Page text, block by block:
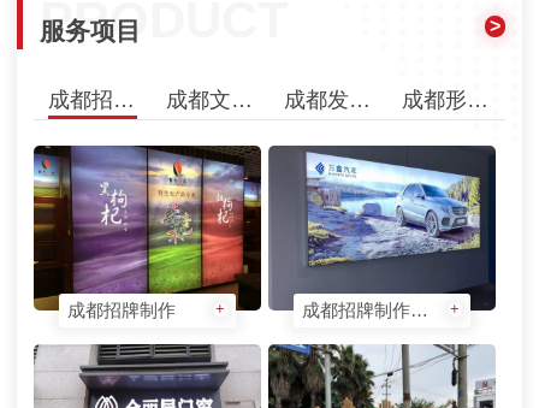
PRODUCT
服务项目 >
成都招牌/店招 成都文化墙 成都发光字 成都形象墙
成都招牌制作 + 成都招牌制作公司 +